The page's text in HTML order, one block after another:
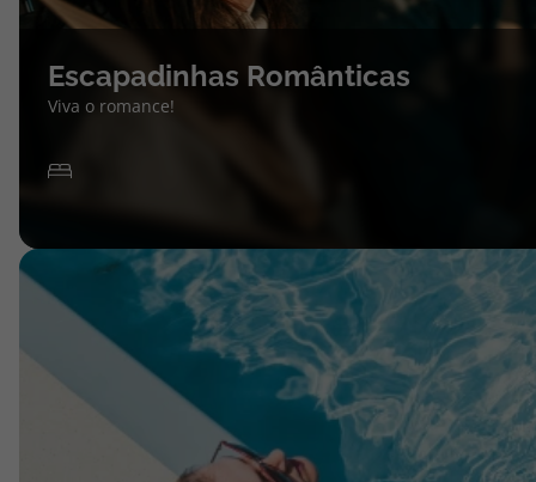
Escapadinhas Românticas
Viva o romance!